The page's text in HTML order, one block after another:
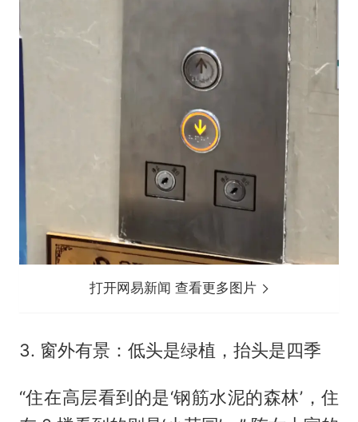
打开网易新闻 查看更多图片
3. 窗外有景：低头是绿植，抬头是四季
“住在高层看到的是‘钢筋水泥的森林’，住